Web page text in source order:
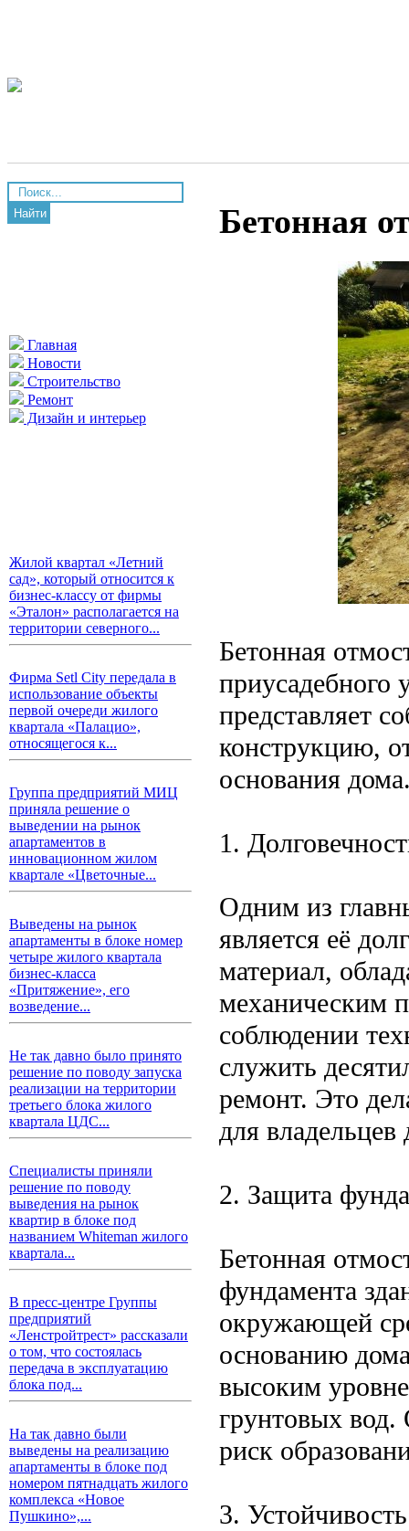
Найти
Главная
Новости
Строительство
Ремонт
Дизайн и интерьер
Жилой квартал «Летний
сад», который относится к
бизнес-классу от фирмы
«Эталон» располагается на
территории северного...
Фирма Setl City передала в
использование объекты
первой очереди жилого
квартала «Палацио»,
относящегося к...
Группа предприятий МИЦ
приняла решение о
выведении на рынок
апартаментов в
инновационном жилом
квартале «Цветочные...
Выведены на рынок
апартаменты в блоке номер
четыре жилого квартала
бизнес-класса
«Притяжение», его
возведение...
Не так давно было принято
решение по поводу запуска
реализации на территории
третьего блока жилого
квартала ЦДС...
Специалисты приняли
решение по поводу
выведения на рынок
квартир в блоке под
названием Whiteman жилого
квартала...
В пресс-центре Группы
предприятий
«Ленстройтрест» рассказали
о том, что состоялась
передача в эксплуатацию
блока под...
На так давно были
выведены на реализацию
апартаменты в блоке под
номером пятнадцать жилого
комплекса «Новое
Пушкино»,...
Бетонная
Бетонная
приусадебного
представляет
конструкцию,
основания
1.
Одним из
является её
материал,
механическим
соблюдении
служить
ремонт. Это
для владельцев
2. Защита
Бетонная
фундамента
окружающей
основанию
высоким
грунтовых вод.
риск
3.